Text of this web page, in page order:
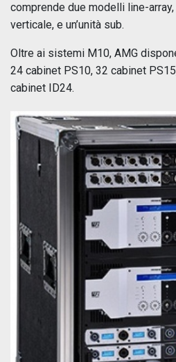
comprende due modelli line-
verticale, e un’unità sub.
Oltre ai sistemi M10, AMG
24 cabinet PS10, 32 cabinet
cabinet ID24.